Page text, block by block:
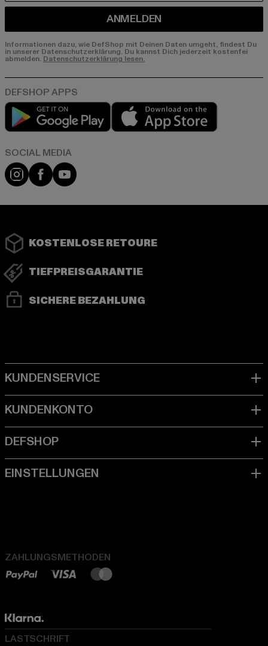
ANMELDEN
Informationen dazu, wie DefShop mit Deinen Daten umgeht, findest Du
in unserer Datenschutzerklärung. Du kannst Dich jederzeit kostenfei
abmelden. Datenschutzerklärung lesen.
Play market
Instagram
FacebookYouTube
KOSTENLOSE RETOURE
TIEFPREISGARANTIE
SICHERE BEZAHLUNG
ZAHLUNGSMETHODEN
LASTSCHRIFT